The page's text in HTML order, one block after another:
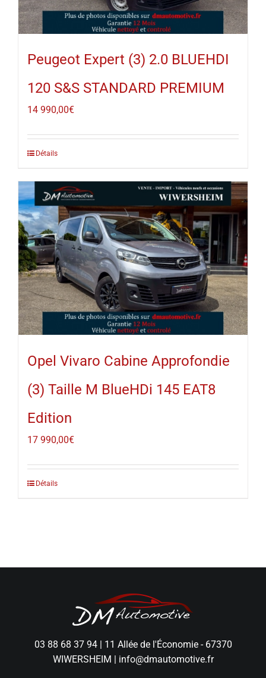
Peugeot Expert (3) 2.0 BLUEHDI
120 S&S STANDARD PREMIUM
14 990,00€
Détails
Opel Vivaro Cabine Approfondie
(3) Taille M BlueHDi 145 EAT8
Edition
17 990,00€
Détails
03 88 68 37 94| 11 Allée de l'Économie - 67370
WIWERSHEIM | info@dmautomotive.fr